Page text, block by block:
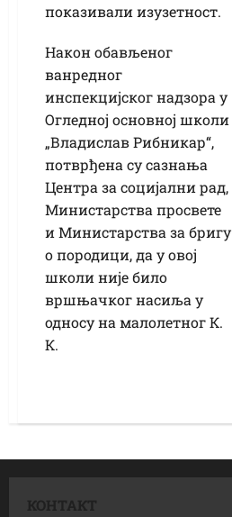
показивали изузетност.
Након обављеног
ванредног
инспекцијског надзора у
Огледној основној школи
„Владислав Рибникар“,
потврђена су сазнања
Центра за социјални рад,
Министарства просвете
и Министарства за бригу
о породици, да у овој
школи није било
вршњачког насиља у
односу на малолетног К.
К.
КОНТАКТ